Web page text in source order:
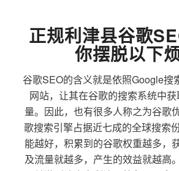
正规利津县谷歌
你摆脱以下
谷歌SEO的含义就是依照Google搜
网站，让其在谷歌的搜索系统中
量。因此，也有很多人称之为谷歌
歌搜索引擎占据近七成的全球搜索
能越好，积累到的谷歌权重越多，
及流量就越多，产生的效益就越高